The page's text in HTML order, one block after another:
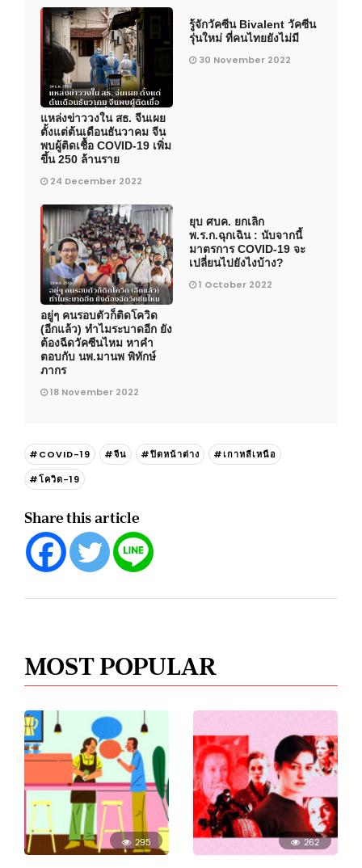
แหล่งข่าววงใน สธ. จีนเผย
ตั้งแต่ต้นเดือนธันวาคม จีน
พบผู้ติดเชื้อ COVID-19 เพิ่ม
ขึ้น 250 ล้านราย
24 December 2022
รู้จักวัคซีน Bivalent วัคซีน
รุ่นใหม่ ที่คนไทยยังไม่มี
30 November 2022
อยู่ๆ คนรอบตัวก็ติดโควิด
(อีกแล้ว) ทำไมระบาดอีก ยัง
ต้องฉีดวัคซีนไหม หาคำ
ตอบกับ นพ.มานพ พิทักษ์
ภากร
18 November 2022
ยุบ ศบค. ยกเลิก
พ.ร.ก.ฉุกเฉิน : นับจากนี้
มาตรการ COVID-19 จะ
เปลี่ยนไปยังไงบ้าง?
1 October 2022
#COVID-19 #จีน #ปิดหน้าต่าง
#เกาหลีเหนือ
#โควิด-19
Share this article
MOST POPULAR
295 262